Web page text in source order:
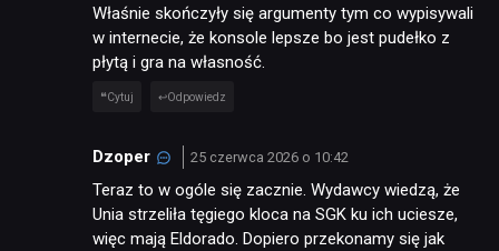
Właśnie skończyły się argumenty tym co wypisywali
w internecie, że konsole lepsze bo jest pudełko z
płytą i gra na własność.
Cytuj Odpowiedz
Dzoper 25 czerwca 2026 o 10:42
Teraz to w ogóle się zacznie. Wydawcy wiedzą, że
Unia strzeliła tęgiego kloca na SGK ku ich uciesze,
więc mają Eldorado. Dopiero przekonamy się jak